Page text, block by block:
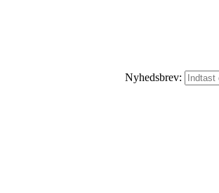
Nyhedsbrev: